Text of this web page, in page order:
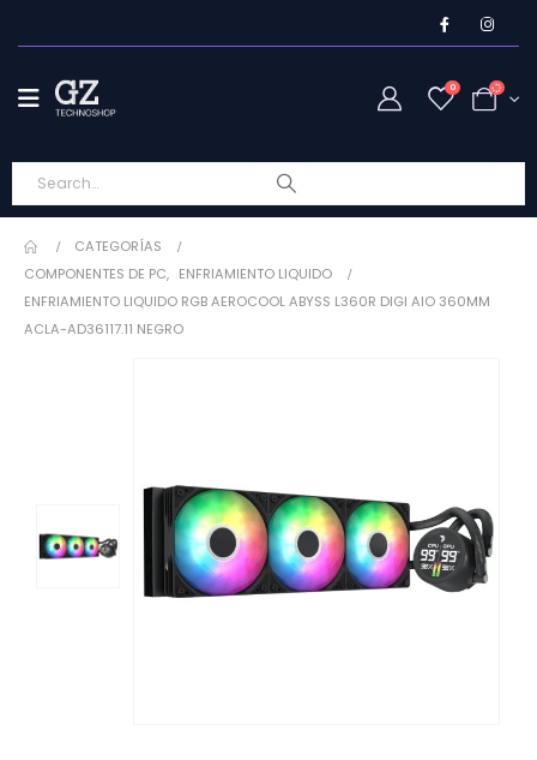
0
CATEGORÍAS
COMPONENTES DE PC, ENFRIAMIENTO LIQUIDO
ENFRIAMIENTO LIQUIDO RGB AEROCOOL ABYSS L360R DIGI AIO 360MM
ACLA-AD36117.11 NEGRO